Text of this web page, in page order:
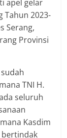
apel gelar
Tahun 2023-
Serang,
Provinsi
TNI H.
seluruh
Kasdim
bertindak